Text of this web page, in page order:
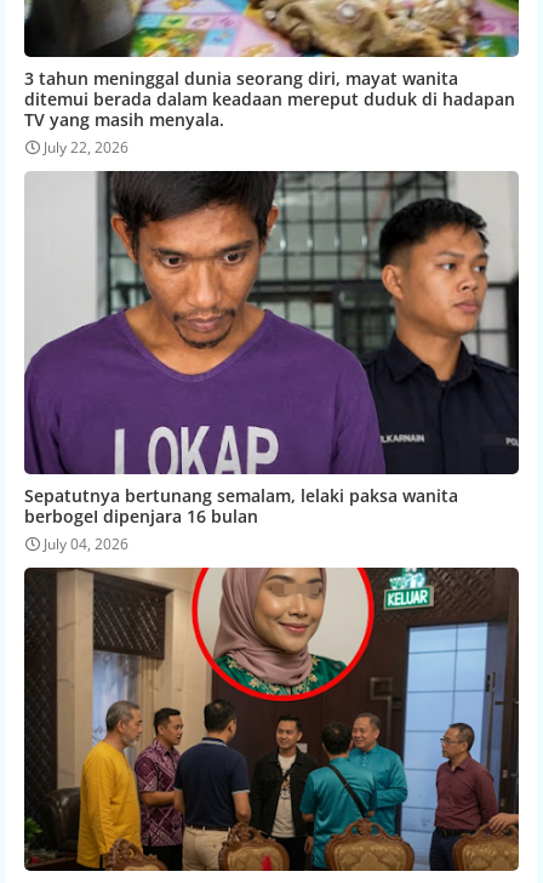
3 tahun meninggal dunia seorang diri, mayat wanita
ditemui berada dalam keadaan mereput duduk di hadapan
TV yang masih menyala.
July 22, 2026
Sepatutnya bertunang semalam, lelaki paksa wanita
berbogeI dipenjara 16 bulan
July 04, 2026